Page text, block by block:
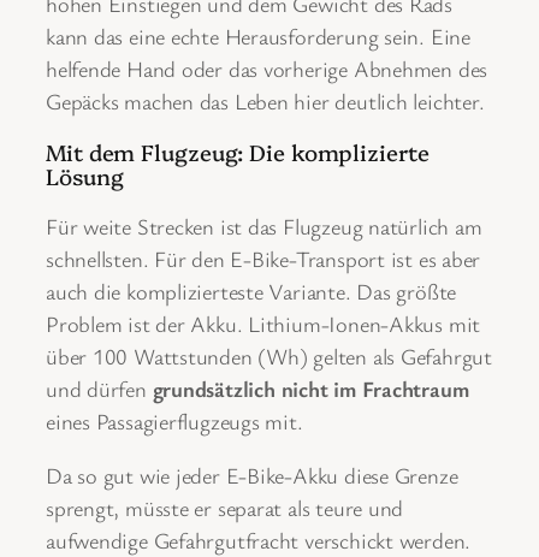
kann das eine echte Herausforderung sein. Eine
helfende Hand oder das vorherige Abnehmen des
Gepäcks machen das Leben hier deutlich leichter.
Mit dem Flugzeug: Die komplizierte
Lösung
Für weite Strecken ist das Flugzeug natürlich am
schnellsten. Für den E-Bike-Transport ist es aber
auch die komplizierteste Variante. Das größte
Problem ist der Akku. Lithium-Ionen-Akkus mit
über 100 Wattstunden (Wh) gelten als Gefahrgut
und dürfen grundsätzlich nicht im Frachtraum
eines Passagierflugzeugs mit.
Da so gut wie jeder E-Bike-Akku diese Grenze
sprengt, müsste er separat als teure und
aufwendige Gefahrgutfracht verschickt werden.